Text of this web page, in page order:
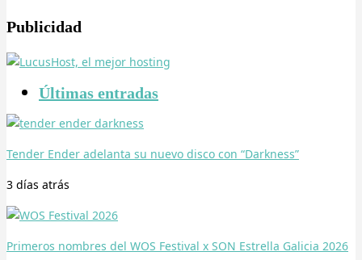
Publicidad
Últimas entradas
Tender Ender adelanta su nuevo disco con “Darkness”
3 días atrás
Primeros nombres del WOS Festival x SON Estrella Galicia 2026